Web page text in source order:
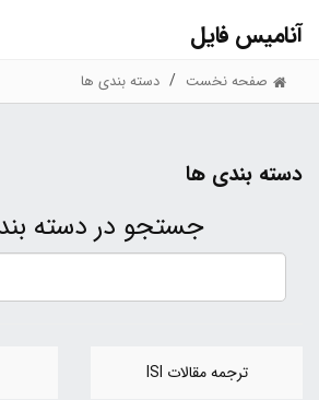
آنامیس فایل
صفحه نخست دسته بندی ها
دسته بندی ها
جستجو در دسته
ترجمه مقالات ISI